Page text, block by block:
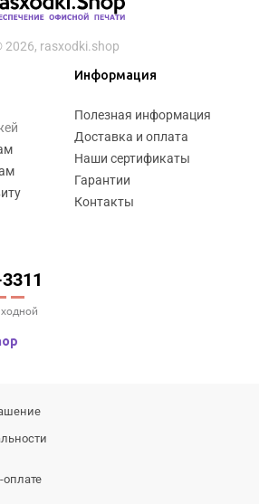
2026, rasxodki.shop
Информация
Полезная информация
Доставка и оплата
Наши сертификаты
Гарантии
Контакты